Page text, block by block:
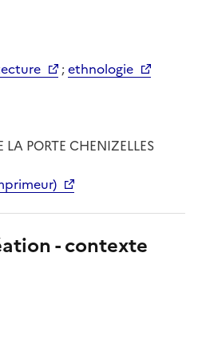
;ethnologie
PORTE CHENIZELLES
- contexte